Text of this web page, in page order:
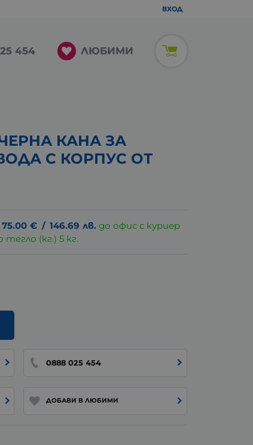
ВХОД
454 ЛЮБИМИ
КАНА ЗА
С КОРПУС ОТ
75.00 € / 146.69 лв. до офис с куриер
(кг.) 5 кг.
0888 025 454
ДОБАВИ В ЛЮБИМИ